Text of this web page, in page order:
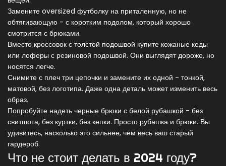
Замените oversized футболку на приталенную, но не
обтягивающую - с коротким подолом, который хорошо
смотрится с брюками.
Вместо кроссовок с толстой подошвой купите кожаные кеды
или лоферы с резиновой подошвой. Они выглядят дороже, но
носятся легче.
Снимите с плеч три цепочки и замените их одной - тонкой,
матовой, без логотипа. Даже одна деталь может изменить весь
образ.
Попробуйте надеть черные брюки с белой рубашкой - без
свитшота, без куртки, без кепки. Просто рубашка и брюки. Вы
удивитесь, насколько это сильнее, чем весь ваш старый
гардероб.
Что не стоит делать в 2024 году?